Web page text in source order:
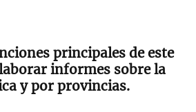
principales de este
informes sobre la
y por provincias.